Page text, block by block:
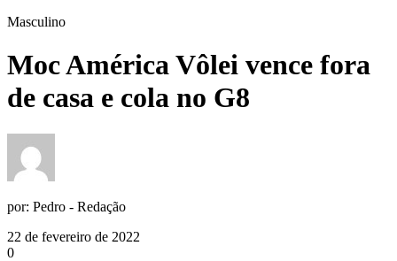
Masculino
Moc América Vôlei vence fora
de casa e cola no G8
por: Pedro - Redação
22 de fevereiro de 2022
0